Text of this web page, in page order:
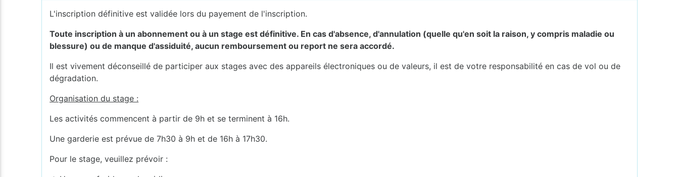
L'inscription définitive est validée lors du payement de l'inscription.
Toute inscription à un abonnement ou à un stage est définitive. En cas d'absence, d'annulation (quelle qu'en soit la raison, y compris maladie ou
blessure) ou de manque d'assiduité, aucun remboursement ou report ne sera accordé.
Il est vivement déconseillé de participer aux stages avec des appareils électroniques ou de valeurs, il est de votre responsabilité en cas de vol ou de
dégradation.
Organisation du stage :
Les activités commencent à partir de 9h et se terminent à 16h.
Une garderie est prévue de 7h30 à 9h et de 16h à 17h30.
Pour le stage, veuillez prévoir :